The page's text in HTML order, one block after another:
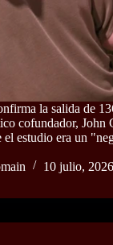
la salida de
cofundador, John
el estudio era un
10 julio, 2026